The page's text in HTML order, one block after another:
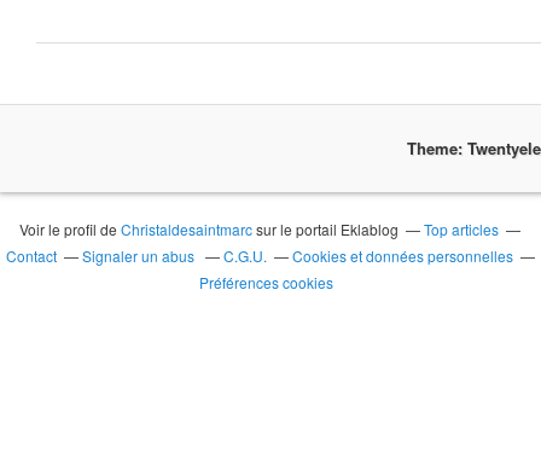
Theme:
Voir le profil deChristaldesaintmarcsur le portail Eklablog
Top articles
Contact
Signaler un abus C.G.U.
Cookies et données personnelles
Préférences cookies